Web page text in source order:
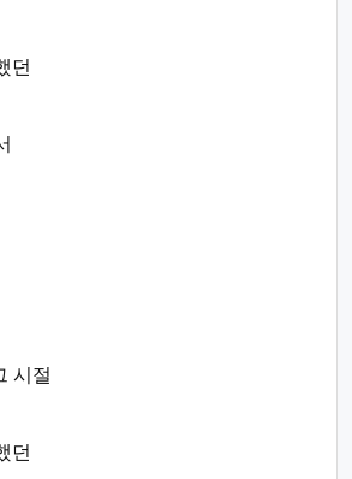
던
시절
던